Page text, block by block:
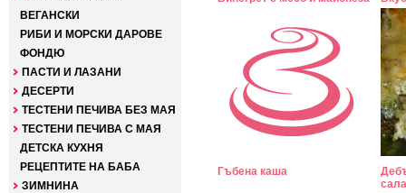
ВЕГАНСКИ
РИБИ И МОРСКИ ДАРОВЕ
ФОНДЮ
ПАСТИ И ЛАЗАНИ
ДЕСЕРТИ
ТЕСТЕНИ ПЕЧИВА БЕЗ МАЯ
ТЕСТЕНИ ПЕЧИВА С МАЯ
ДЕТСКА КУХНЯ
РЕЦЕПТИТЕ НА БАБА
ЗИМНИНА
Гъбена каша